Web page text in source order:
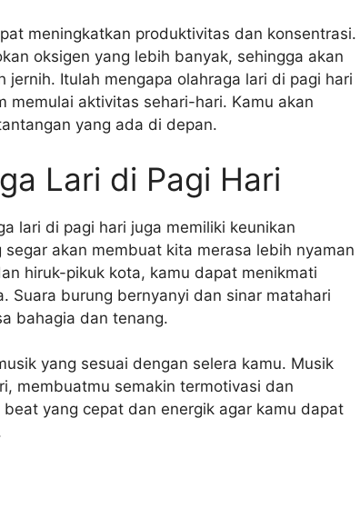
meningkatkan produktivitas dan konsentrasi.
oksigen yang lebih banyak, sehingga akan
Itulah mengapa olahraga lari di pagi hari
memulai aktivitas sehari-hari. Kamu akan
yang ada di depan.
Lari di Pagi Hari
lari di pagi hari juga memiliki keunikan
akan membuat kita merasa lebih nyaman
hiruk-pikuk kota, kamu dapat menikmati
Suara burung bernyanyi dan sinar matahari
bahagia dan tenang.
yang sesuai dengan selera kamu. Musik
membuatmu semakin termotivasi dan
yang cepat dan energik agar kamu dapat